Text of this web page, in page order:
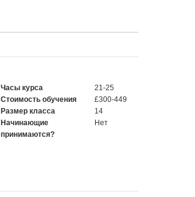
Часы курса
21-25
Стоимость обучения
£300-449
Размер класса
14
Начинающие
принимаются?
Нет